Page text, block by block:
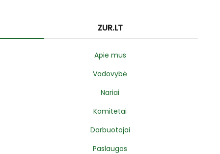
ZUR.LT
Apie mus
Vadovybė
Nariai
Komitetai
Darbuotojai
Paslaugos